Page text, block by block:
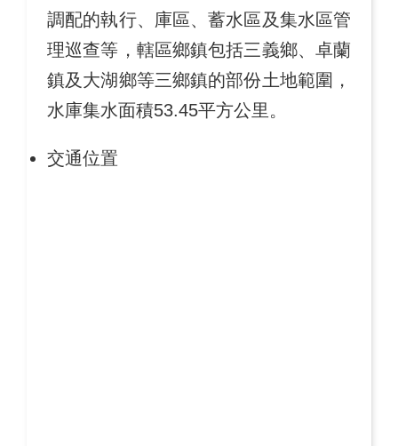
調配的執行、庫區、蓄水區及集水區管
理巡查等，轄區鄉鎮包括三義鄉、卓蘭
鎮及大湖鄉等三鄉鎮的部份土地範圍，
水庫集水面積53.45平方公里。
交通位置